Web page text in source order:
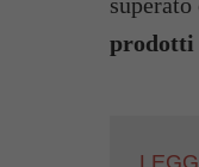
prodotti